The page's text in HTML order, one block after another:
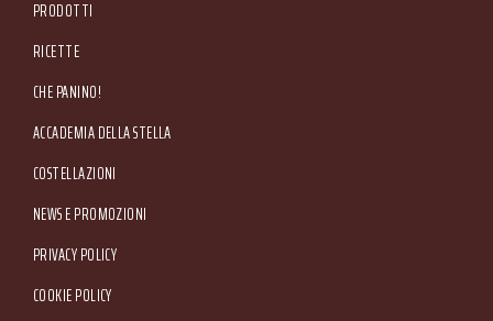
PRODOTTI
RICETTE
CHE PANINO!
ACCADEMIA DELLA STELLA
COSTELLAZIONI
NEWS E PROMOZIONI
Footer Service Menu
PRIVACY POLICY
COOKIE POLICY